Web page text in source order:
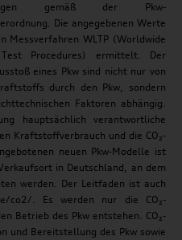
gemäß der Pkw-
Die angegebenen Werte
Messverfahren WLTP (Worldwide
Procedures) ermittelt. Der
eines Pkw sind nicht nur von
durch den Pkw, sondern
Faktoren abhängig.
hauptsächlich verantwortliche
Kraftstoffverbrauch und die CO₂-
neuen Pkw-Modelle ist
in Deutschland, an dem
werden. Der Leitfaden ist auch
co2/. Es werden nur die CO₂-
Betrieb des Pkw entstehen. CO₂-
und Bereitstellung des Pkw sowie